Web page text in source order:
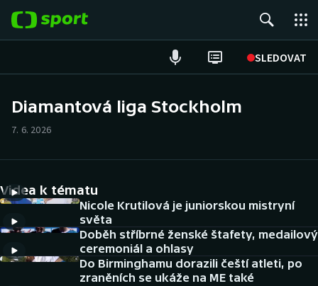
SLEDOVAT
Hokej
Tenis
Atletika
Cyklistika
DALŠÍ SPORTY
Diamantová liga Stockholm
7. 6. 2026
Videa k tématu
Nicole Krutilová je juniorskou mistryní
světa
Doběh stříbrné ženské štafety, medailový
ceremoniál a ohlasy
Do Birminghamu dorazili čeští atleti, po
zraněních se ukáže na ME také